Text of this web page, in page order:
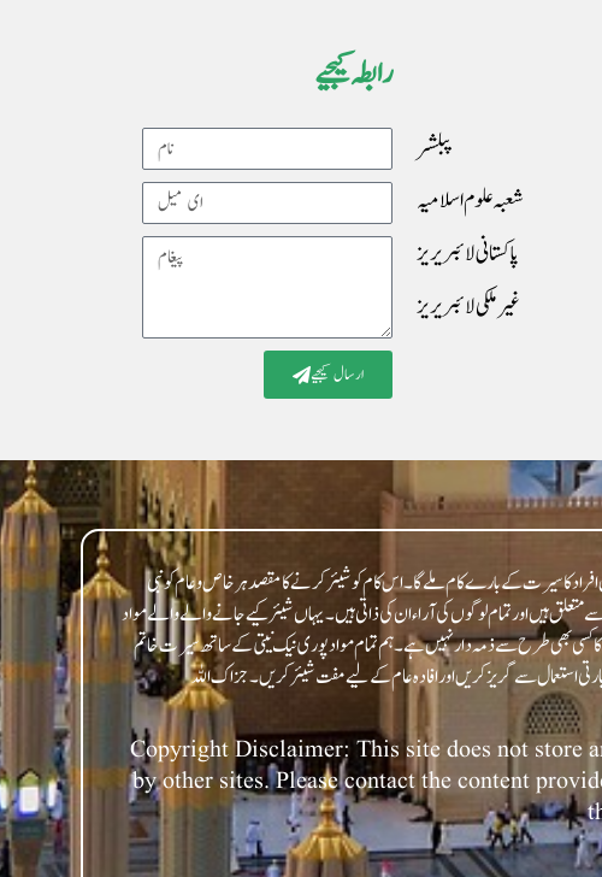
رابطہ کیجیے
Name
Email
Message
ارسال کیجیے
پبلشر
شعبہ علوم اسلامیہ
پاکستانی لائبریریز
غیرملکی لائبریریز
کا سیرت کے بارے کام ملے گا۔ اس کام کو شیئر کرنے کا مقصد ہر خاص و عام کو نبی
ہیں اور تمام لوگوں کی آراء ان کی ذاتی ہیں۔ یہاں شیئر کیے جانے والے والے مواد
کسی بھی طرح سے ذمہ دار نہیں ہے۔ ہم تمام مواد پوری نیک نیتی کے ساتھ سیرت خاتم
Copyright Disclaimer: This site does not store
by other sites. Please contact the content